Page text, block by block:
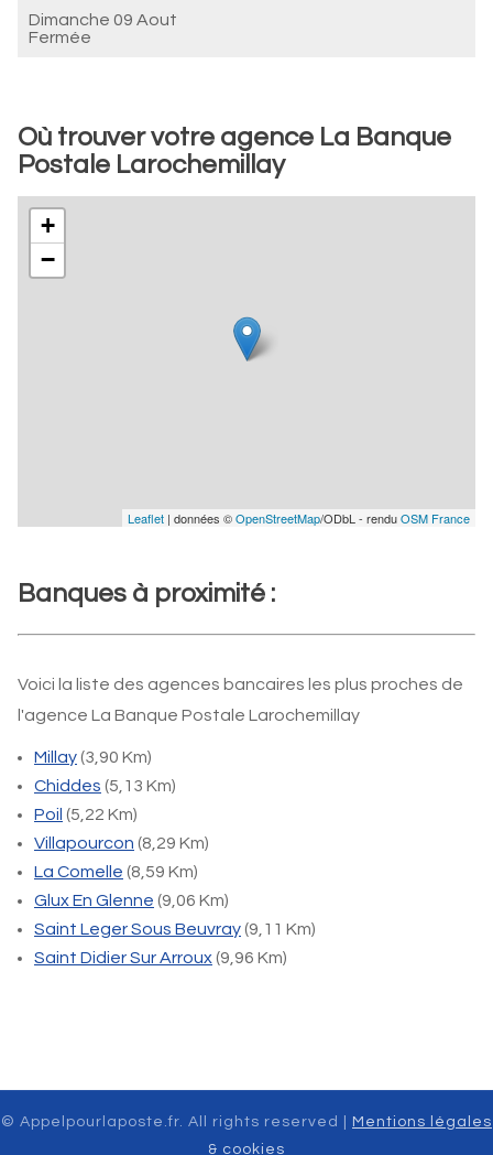
Dimanche 09 Aout
Fermée
Où trouver votre agence La Banque
Postale Larochemillay
+
−
Leaflet | données ©OpenStreetMap/ODbL - renduOSM France
Banques à proximité :
Voici la liste des agences bancaires les plus proches de
l'agence La Banque Postale Larochemillay
Millay(3,90 Km)
Chiddes (5,13 Km)
Poil (5,22 Km)
Villapourcon (8,29 Km)
La Comelle (8,59 Km)
Glux En Glenne (9,06 Km)
Saint Leger Sous Beuvray(9,11 Km)
Saint Didier Sur Arroux(9,96 Km)
© Appelpourlaposte.fr. All rights reserved |
Mentions légales
& cookies